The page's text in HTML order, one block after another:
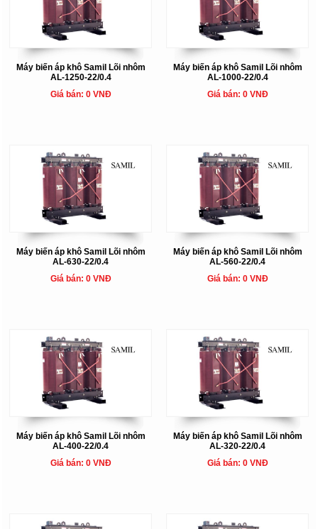
Máy biến áp khô Samil Lõi nhôm
AL-1250-22/0.4
Giá bán: 0 VNĐ
Máy biến áp khô Samil Lõi nhôm
AL-1000-22/0.4
Giá bán: 0 VNĐ
Máy biến áp khô Samil Lõi nhôm
AL-630-22/0.4
Giá bán: 0 VNĐ
Máy biến áp khô Samil Lõi nhôm
AL-560-22/0.4
Giá bán: 0 VNĐ
Máy biến áp khô Samil Lõi nhôm
AL-400-22/0.4
Giá bán: 0 VNĐ
Máy biến áp khô Samil Lõi nhôm
AL-320-22/0.4
Giá bán: 0 VNĐ